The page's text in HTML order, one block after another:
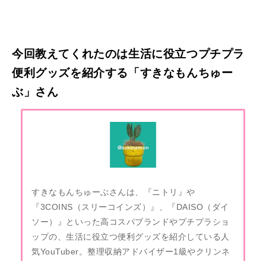
今回教えてくれたのは生活に役立つプチプラ
便利グッズを紹介する「すきなもんちゅー
ぶ」さん
すきなもんちゅーぶさんは、『ニトリ』や
『3COINS（スリーコインズ）』、『DAISO（ダイ
ソー）』といった高コスパブランドやプチプラショ
ップの、生活に役立つ便利グッズを紹介している人
気YouTuber。整理収納アドバイザー1級やクリンネ